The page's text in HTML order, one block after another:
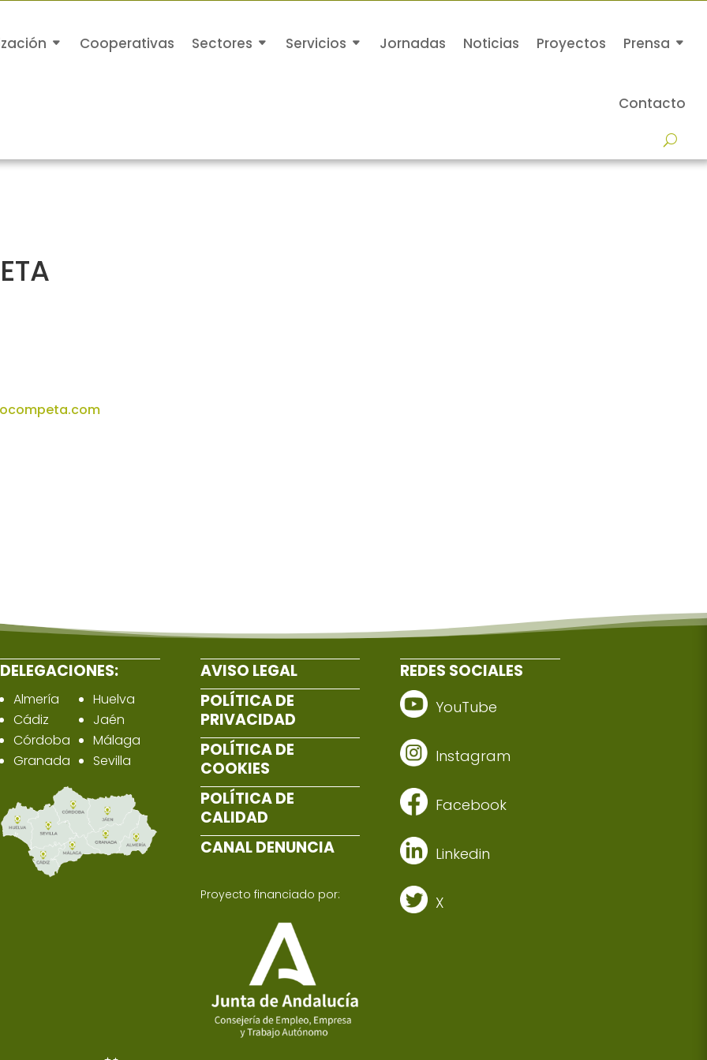
Cooperativas Sectores Servicios Jornadas Noticias Proyectos Prensa
Contacto
DELEGACIONES:
Almería
Cádiz
Córdoba
Granada
Huelva
Jaén
Málaga
Sevilla
AVISO LEGAL
POLÍTICA DE
PRIVACIDAD
POLÍTICA DE
COOKIES
POLÍTICA DE
CALIDAD
CANAL DENUNCIA
Proyecto financiado por:
REDES SOCIALES
YouTube
Instagram
Facebook
Linkedin
X